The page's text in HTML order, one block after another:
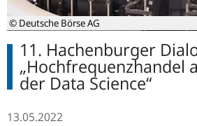
© Deutsche Börse AG
11. Hachenburger
„Hochfrequenzhandel
der Data Science“
13.05.2022